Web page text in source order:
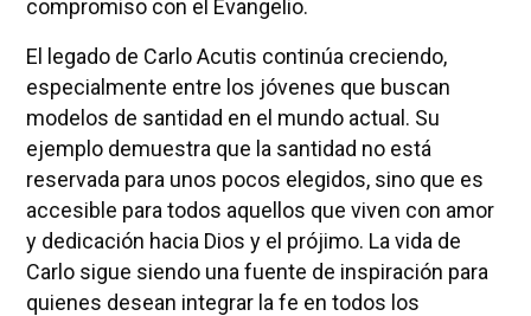
compromiso con el Evangelio.
El legado de Carlo Acutis continúa creciendo,
especialmente entre los jóvenes que buscan
modelos de santidad en el mundo actual. Su
ejemplo demuestra que la santidad no está
reservada para unos pocos elegidos, sino que es
accesible para todos aquellos que viven con amor
y dedicación hacia Dios y el prójimo. La vida de
Carlo sigue siendo una fuente de inspiración para
quienes desean integrar la fe en todos los